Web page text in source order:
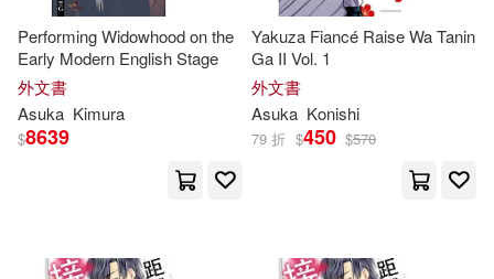
Vivi/ Nokiya/ Katsura(1)
Wu(1) Yamada(1)
asuka(1)
Performing Widowhood on the
Early Modern English Stage
外文書
Asuka Kimura
$8639
Yakuza Fiancé Raise Wa Tanin
Ga II Vol. 1
外文書
Asuka Konishi
79 折 $450 $570